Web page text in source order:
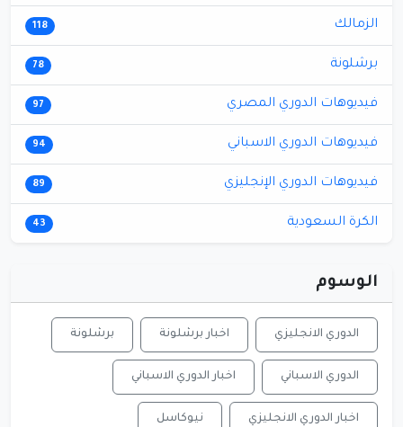
الزمالك 118
برشلونة 78
فيديوهات الدوري المصري 97
فيديوهات الدوري الاسباني 94
فيديوهات الدوري الإنجليزي 89
الكرة السعودية 43
الوسوم
الدوري الانجليزي اخبار برشلونة برشلونة
الدوري الاسباني اخبار الدوري الاسباني
اخبار الدوري الانجليزي نيوكاسل